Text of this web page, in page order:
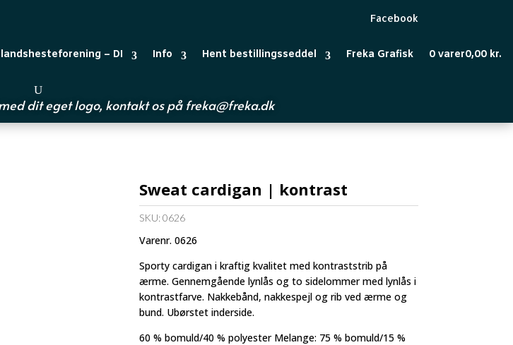
Facebook
– DI Info Hent bestillingsseddel Freka Grafisk 0 varer0,00 kr.
dit eget logo, kontakt os påfreka@freka.dk
Sweat cardigan | kontrast
SKU:0626
Varenr. 0626
Sporty cardigan i kraftig kvalitet med kontraststrib på
ærme. Gennemgående lynlås og to sidelommer med lynlås i
kontrastfarve. Nakkebånd, nakkespejl og rib ved ærme og
bund. Ubørstet inderside.
60 % bomuld/40 % polyester Melange: 75 % bomuld/15 %